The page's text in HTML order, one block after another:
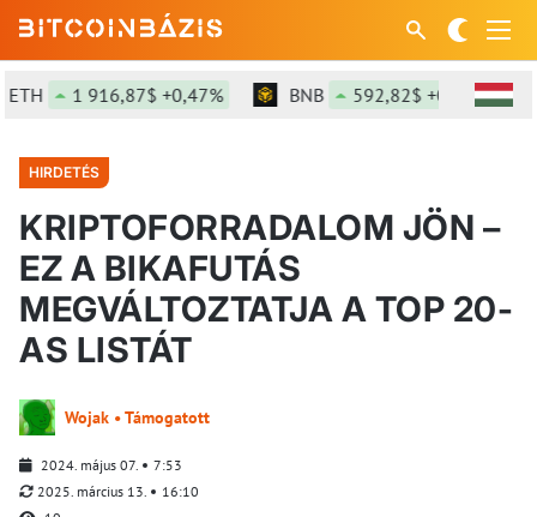
1 916,87$ +0,47% BNB 592,82$ +0,38%
HIRDETÉS
KRIPTOFORRADALOM JÖN –
EZ A BIKAFUTÁS
MEGVÁLTOZTATJA A TOP 20-
AS LISTÁT
Wojak • Támogatott
2024. május 07.
7:53
2025. március 13.
16:10